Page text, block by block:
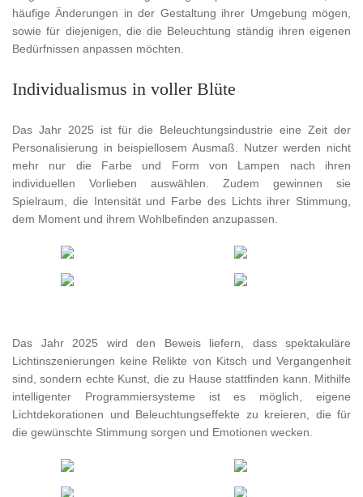
häufige Änderungen in der Gestaltung ihrer Umgebung mögen,
sowie für diejenigen, die die Beleuchtung ständig ihren eigenen
Bedürfnissen anpassen möchten.
Individualismus in voller Blüte
Das Jahr 2025 ist für die Beleuchtungsindustrie eine Zeit der
Personalisierung in beispiellosem Ausmaß. Nutzer werden nicht
mehr nur die Farbe und Form von Lampen nach ihren
individuellen Vorlieben auswählen. Zudem gewinnen sie
Spielraum, die Intensität und Farbe des Lichts ihrer Stimmung,
dem Moment und ihrem Wohlbefinden anzupassen.
Das Jahr 2025 wird den Beweis liefern, dass spektakuläre
Lichtinszenierungen keine Relikte von Kitsch und Vergangenheit
sind, sondern echte Kunst, die zu Hause stattfinden kann. Mithilfe
intelligenter Programmiersysteme ist es möglich, eigene
Lichtdekorationen und Beleuchtungseffekte zu kreieren, die für
die gewünschte Stimmung sorgen und Emotionen wecken.